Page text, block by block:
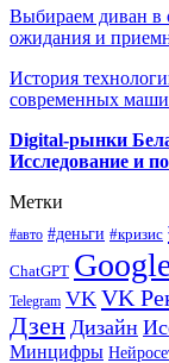
Выбираем диван в
ожидания и
История
современных
Digital-рынки
Исследование и
Метки
#авто #деньги #кризис
ChatGPT
Telegram VK VK
Дзен Дизайн
Минцифры